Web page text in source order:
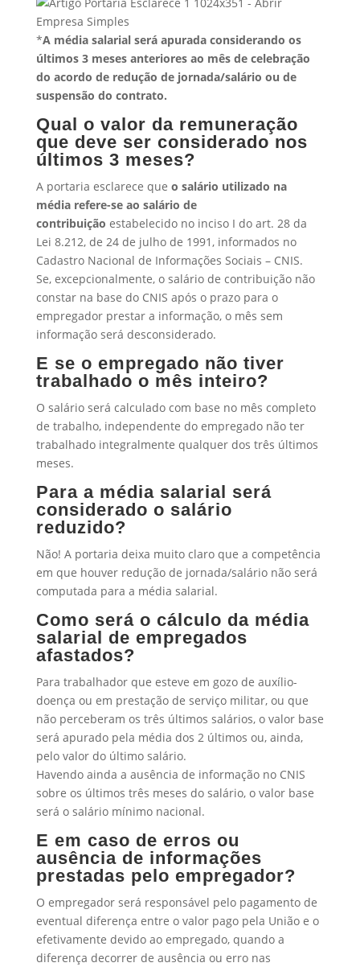
*A média salarial será apurada considerando os
últimos 3 meses anteriores ao mês de celebração
do acordo de redução de jornada/salário ou de
suspensão do contrato.
Qual o valor da remuneração
que deve ser considerado nos
últimos 3 meses?
A portaria esclarece que o salário utilizado na
média refere-se ao salário de
contribuição estabelecido no inciso I do art. 28 da
Lei 8.212, de 24 de julho de 1991, informados no
Cadastro Nacional de Informações Sociais – CNIS.
Se, excepcionalmente, o salário de contribuição não
constar na base do CNIS após o prazo para o
empregador prestar a informação, o mês sem
informação será desconsiderado.
E se o empregado não tiver
trabalhado o mês inteiro?
O salário será calculado com base no mês completo
de trabalho, independente do empregado não ter
trabalhado integralmente qualquer dos três últimos
meses.
Para a média salarial será
considerado o salário
reduzido?
Não! A portaria deixa muito claro que a competência
em que houver redução de jornada/salário não será
computada para a média salarial.
Como será o cálculo da média
salarial de empregados
afastados?
Para trabalhador que esteve em gozo de auxílio-
doença ou em prestação de serviço militar, ou que
não perceberam os três últimos salários, o valor base
será apurado pela média dos 2 últimos ou, ainda,
pelo valor do último salário.
Havendo ainda a ausência de informação no CNIS
sobre os últimos três meses do salário, o valor base
será o salário mínimo nacional.
E em caso de erros ou
ausência de informações
prestadas pelo empregador?
O empregador será responsável pelo pagamento de
eventual diferença entre o valor pago pela União e o
efetivamente devido ao empregado, quando a
diferença decorrer de ausência ou erro nas